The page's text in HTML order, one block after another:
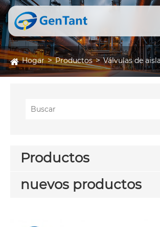
Hogar Productos Válvulas de
Productos
nuevos productos